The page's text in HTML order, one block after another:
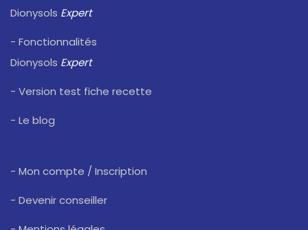
Dionysols Expert
- Fonctionnalités
Dionysols Expert
- Version test fiche recette
- Le blog
- Mon compte / Inscription
- Devenir conseiller